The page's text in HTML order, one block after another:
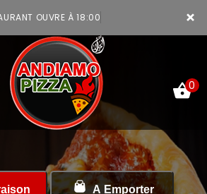
×
OUVRE À 18:00
0
A Emporter